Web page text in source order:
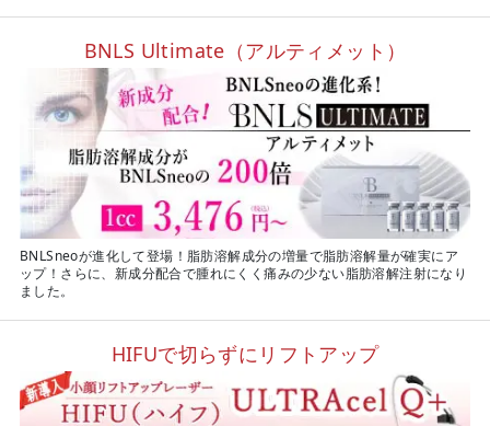
BNLS Ultimate（アルティメット）
BNLSneoが進化して登場！脂肪溶解成分の増量で脂肪溶解量が確実にア
ップ！さらに、新成分配合で腫れにくく痛みの少ない脂肪溶解注射になり
ました。
HIFUで切らずにリフトアップ